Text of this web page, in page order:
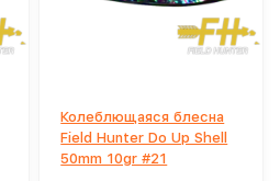
Колеблющаяся блесна
Field Hunter Do Up Shell
50mm 10gr #21